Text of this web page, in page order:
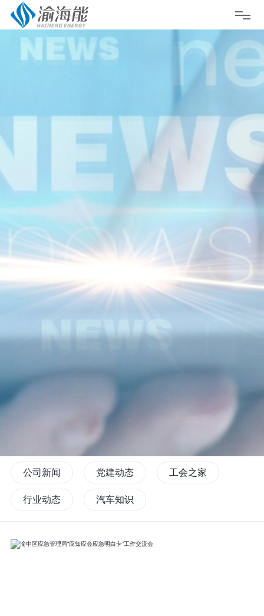
公司新闻 党建动态 工会之家
行业动态 汽车知识